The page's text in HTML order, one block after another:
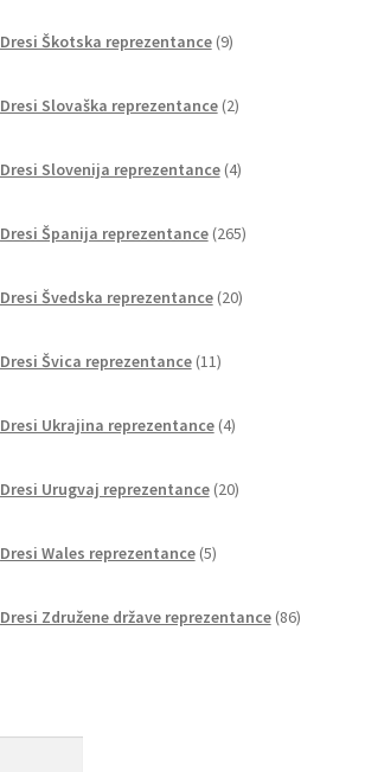
Dresi Škotska reprezentance 9izdelkov
Dresi Slovaška reprezentance 2izdelka
Dresi Slovenija reprezentance 4izdelki
Dresi Španija reprezentance 265izdelkov
Dresi Švedska reprezentance 20izdelkov
Dresi Švica reprezentance 11izdelkov
Dresi Ukrajina reprezentance 4izdelki
Dresi Urugvaj reprezentance 20izdelkov
Dresi Wales reprezentance 5izdelkov
Dresi Združene države reprezentance 86izdelkov